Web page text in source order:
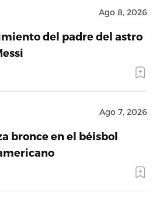
Ago 8, 2026
del padre del astro
Ago 7, 2026
bronce en el béisbol